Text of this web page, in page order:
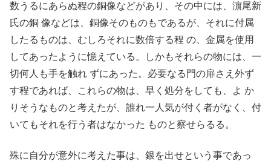
数うるにあらぬ程の銅像などがあり、その中には、濵尾新
氏の銅 像などは、銅像そのものもであるが、それに付属
したるものは、むしろそれに数倍する程 の、金属を使用
してあったように憶えている。しかもそれらの物には、一
切何人も手を触れ ずにあった。必要なる門の扉さえ外ず
す程であれば、これらの物は、早く処分をしても、よ か
りそうなものと考えたが、誰れ一人気が付く者がなく、付
いてもそれを行う者はなかった ものと察せらるる。
殊に自分が意外に考えた事は、銀を出せという事であっ